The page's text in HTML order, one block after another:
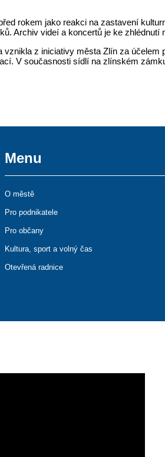
rokem jako reakci na zastavení
Archiv videí a koncertů je ke zhlédnutí
z iniciativy města Zlín za
V současnosti sídlí na zlínském
Menu
O městě
Pro podnikatele
Pro občany
Kultura, sport a volný čas
Otevřená radnice